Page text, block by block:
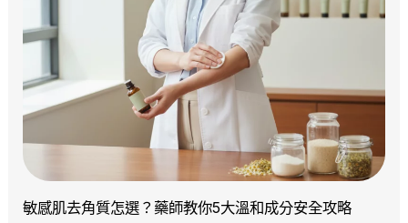
敏感肌去角質怎選？藥師教你5大溫和成分安全攻略